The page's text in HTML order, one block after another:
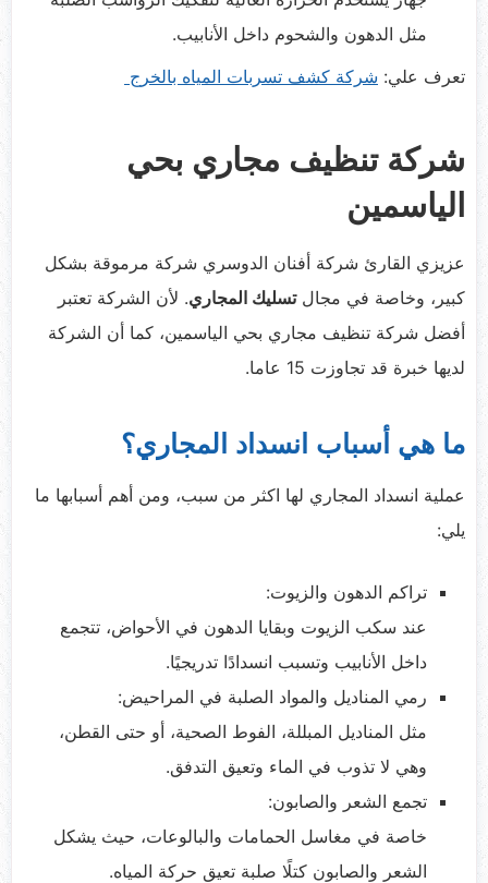
مثل الدهون والشحوم داخل الأنابيب.
تعرف علي: شركة كشف تسربات المياه بالخرج
شركة تنظيف مجاري بحي
الياسمين
عزيزي القارئ شركة أفنان الدوسري شركة مرموقة بشكل
كبير، وخاصة في مجالتسليك المجاري. لأن الشركة تعتبر
أفضل شركة تنظيف مجاري بحي الياسمين، كما أن الشركة
لديها خبرة قد تجاوزت 15 عاما.
ما هي أسباب انسداد المجاري؟
عملية انسداد المجاري لها اكثر من سبب، ومن أهم أسبابها ما
يلي:
تراكم الدهون والزيوت:
عند سكب الزيوت وبقايا الدهون في الأحواض، تتجمع
داخل الأنابيب وتسبب انسدادًا تدريجيًا.
رمي المناديل والمواد الصلبة في المراحيض:
مثل المناديل المبللة، الفوط الصحية، أو حتى القطن،
وهي لا تذوب في الماء وتعيق التدفق.
تجمع الشعر والصابون:
خاصة في مغاسل الحمامات والبالوعات، حيث يشكل
الشعر والصابون كتلًا صلبة تعيق حركة المياه.